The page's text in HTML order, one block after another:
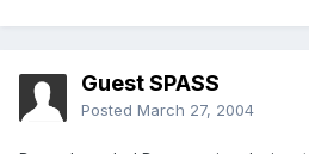
Guest SPASS
Posted March 27, 2004